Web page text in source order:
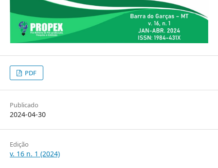
PDF
Publicado
2024-04-30
Edição
v. 16 n. 1 (2024)